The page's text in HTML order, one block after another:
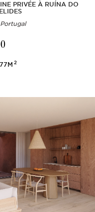
PRIVÉE À RUÍNA DO
2